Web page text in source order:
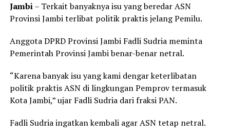
Jambi– Terkait banyaknya isu yang beredar ASN
Provinsi Jambi terlibat politik praktis jelang Pemilu.
Anggota DPRD Provinsi Jambi Fadli Sudria meminta
Pemerintah Provinsi Jambi benar-benar netral.
“Karena banyak isu yang kami dengar keterlibatan
politik praktis ASN di lingkungan Pemprov termasuk
Kota Jambi,” ujar Fadli Sudria dari fraksi PAN.
Fadli Sudria ingatkan kembali agar ASN tetap netral.